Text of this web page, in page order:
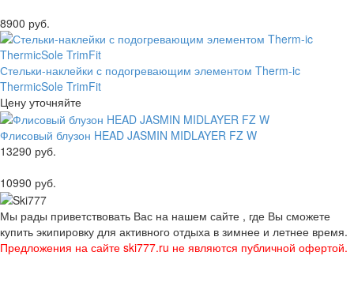
8900 руб.
Стельки-наклейки с подогревающим элементом Therm-ic
ThermicSole TrimFit
Цену уточняйте
Флисовый блузон HEAD JASMIN MIDLAYER FZ W
13290 руб.
10990 руб.
Мы рады приветствовать Вас на нашем сайте , где Вы сможете
купить экипировку для активного отдыха в зимнее и летнее время.
Предложения на сайте ski777.ru не являются публичной офертой.